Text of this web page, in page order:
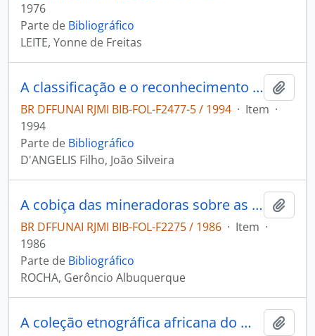
1976
Parte de Bibliográfico
LEITE, Yonne de Freitas
A classificação e o reconhecimento dos solos pelos Pareci
BR DFFUNAI RJMI BIB-FOL-F2477-5 / 1994 · Item ·
1994
Parte de Bibliográfico
D'ANGELIS Filho, João Silveira
A cobiça das mineradoras sobre as terras indígenas
BR DFFUNAI RJMI BIB-FOL-F2275 / 1986 · Item ·
1986
Parte de Bibliográfico
ROCHA, Gerôncio Albuquerque
A coleção etnográfica africana do Museu Paraense Emílio Goeldi: (Nota prévia).